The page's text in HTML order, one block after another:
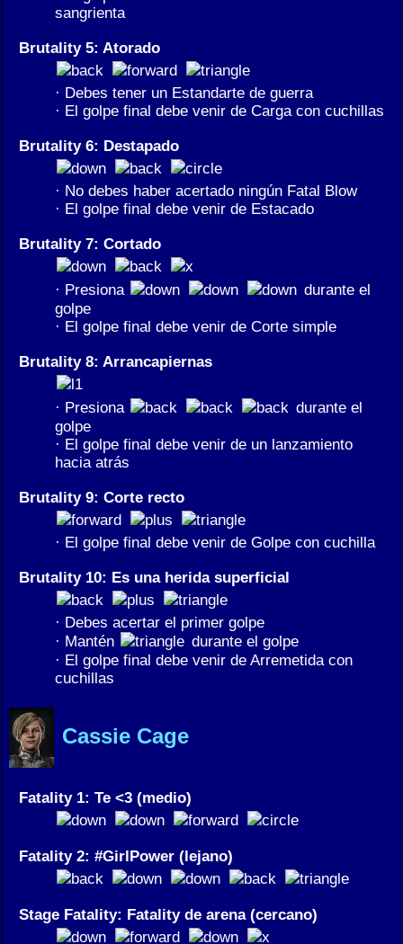
sangrienta
Brutality 5: Atorado
· Debes tener un Estandarte de guerra
· El golpe final debe venir de Carga con cuchillas
Brutality 6: Destapado
· No debes haber acertado ningún Fatal Blow
· El golpe final debe venir de Estacado
Brutality 7: Cortado
· Presiona
durante el
golpe
· El golpe final debe venir de Corte simple
Brutality 8: Arrancapiernas
· Presiona
durante el
golpe
· El golpe final debe venir de un lanzamiento
hacia atrás
Brutality 9: Corte recto
· El golpe final debe venir de Golpe con cuchilla
Brutality 10: Es una herida superficial
· Debes acertar el primer golpe
· Mantén
durante el golpe
· El golpe final debe venir de Arremetida con
cuchillas
Cassie Cage
Fatality 1: Te <3 (medio)
Fatality 2: #GirlPower (lejano)
Stage Fatality: Fatality de arena (cercano)